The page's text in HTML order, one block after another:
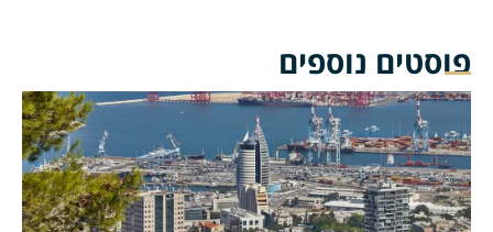
פוסטים נוספים